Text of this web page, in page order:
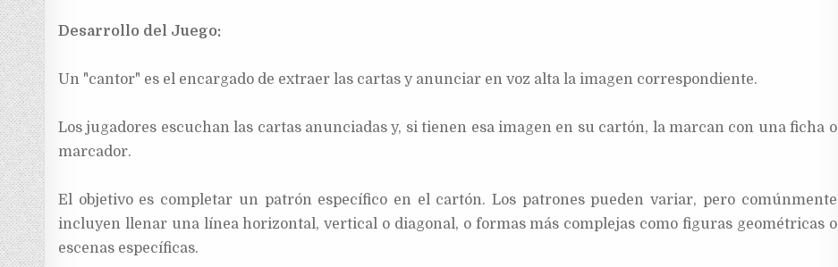
Desarrollo del Juego:
Un "cantor" es el encargado de extraer las cartas y anunciar en voz alta la imagen correspondiente.
Los jugadores escuchan las cartas anunciadas y, si tienen esa imagen en su cartón, la marcan con una ficha o
marcador.
El objetivo es completar un patrón específico en el cartón. Los patrones pueden variar, pero comúnmente
incluyen llenar una línea horizontal, vertical o diagonal, o formas más complejas como figuras geométricas o
escenas específicas.